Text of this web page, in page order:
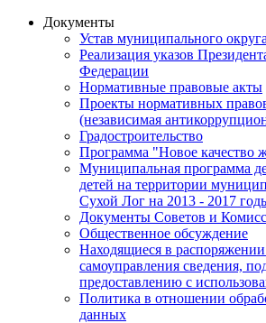
Документы
Устав муниципального
Реализация указов
Федерации
Нормативные правовые акты
Проекты нормативных
(независимая
Градостроительство
Программа "Новое качество
Муниципальная программа
детей на территории
Сухой Лог на 2013 - 2017
Документы Советов и
Общественное обсуждение
Находящиеся в
самоуправления сведения,
предоставлению с
Политика в отношении
данных